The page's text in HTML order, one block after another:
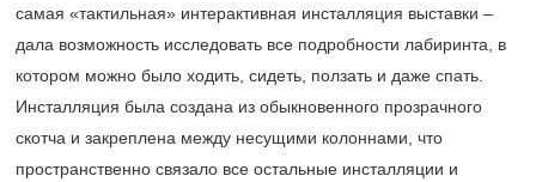
самая «тактильная» интерактивная инсталляция выставки –
дала возможность исследовать все подробности лабиринта, в
котором можно было ходить, сидеть, ползать и даже спать.
Инсталляция была создана из обыкновенного прозрачного
скотча и закреплена между несущими колоннами, что
пространственно связало все остальные инсталляции и